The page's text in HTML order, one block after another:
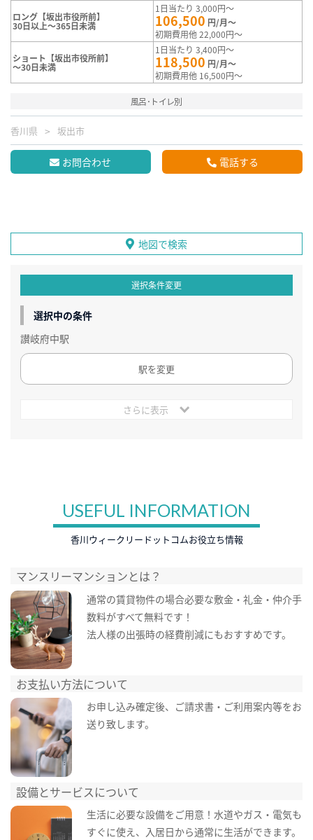
ロング【坂出市役所前】
30日以上～365日未満
1日当たり 3,000円～
106,500 円/月～
初期費用他 22,000円～
ショート【坂出市役所前】
～30日未満
1日当たり 3,400円～
118,500 円/月～
初期費用他 16,500円～
風呂･トイレ別
香川県 坂出市
お問合わせ 電話する
地図で検索
選択条件変更
選択中の条件
讃岐府中駅
駅を変更
さらに表示
USEFUL INFORMATION
香川ウィークリードットコムお役立ち情報
マンスリーマンションとは？
通常の賃貸物件の場合必要な敷金・礼金・仲介手
数料がすべて無料です！
法人様の出張時の経費削減にもおすすめです。
お支払い方法について
お申し込み確定後、ご請求書・ご利用案内等をお
送り致します。
設備とサービスについて
生活に必要な設備をご用意！水道やガス・電気も
すぐに使え、入居日から通常に生活ができます。